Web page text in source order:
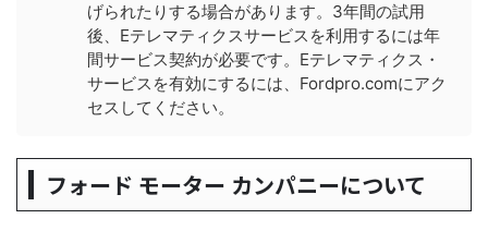
げられたりする場合があります。3年間の試用
後、Eテレマティクスサービスを利用するには年
間サービス契約が必要です。Eテレマティクス・
サービスを有効にするには、Fordpro.comにアク
セスしてください。
フォード モーター カンパニーについて